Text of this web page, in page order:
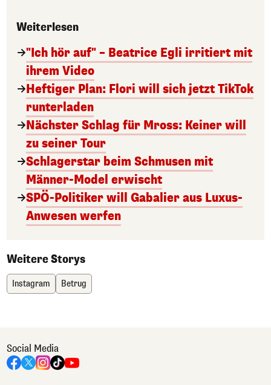
Weiterlesen
"Ich hör auf" – Beatrice Egli irritiert mit
ihrem Video
Heftiger Plan: Flori will sich jetzt TikTok
runterladen
Nächster Schlag für Mross: Keiner will
zu seiner Tour
Schlagerstar beim Schmusen mit
Männer-Model erwischt
SPÖ-Politiker will Gabalier aus Luxus-
Anwesen werfen
Weitere Storys
Instagram Betrug
Social Media